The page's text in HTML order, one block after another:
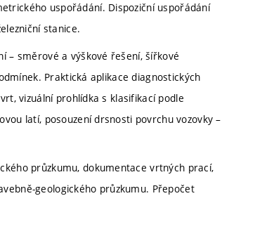
uspořádání. Dispoziční uspořádání
stanice.
– směrové a výškové řešení, šířkové
Praktická aplikace diagnostických
vizuální prohlídka s klasifikací podle
latí, posouzení drsnosti povrchu vozovky –
průzkumu, dokumentace vrtných prací,
geologického průzkumu. Přepočet